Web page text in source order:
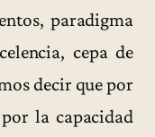
paradigma
cepa de
decir que por
la capacidad